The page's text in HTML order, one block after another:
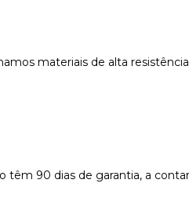
materiais de alta
têm 90 dias de garantia, a